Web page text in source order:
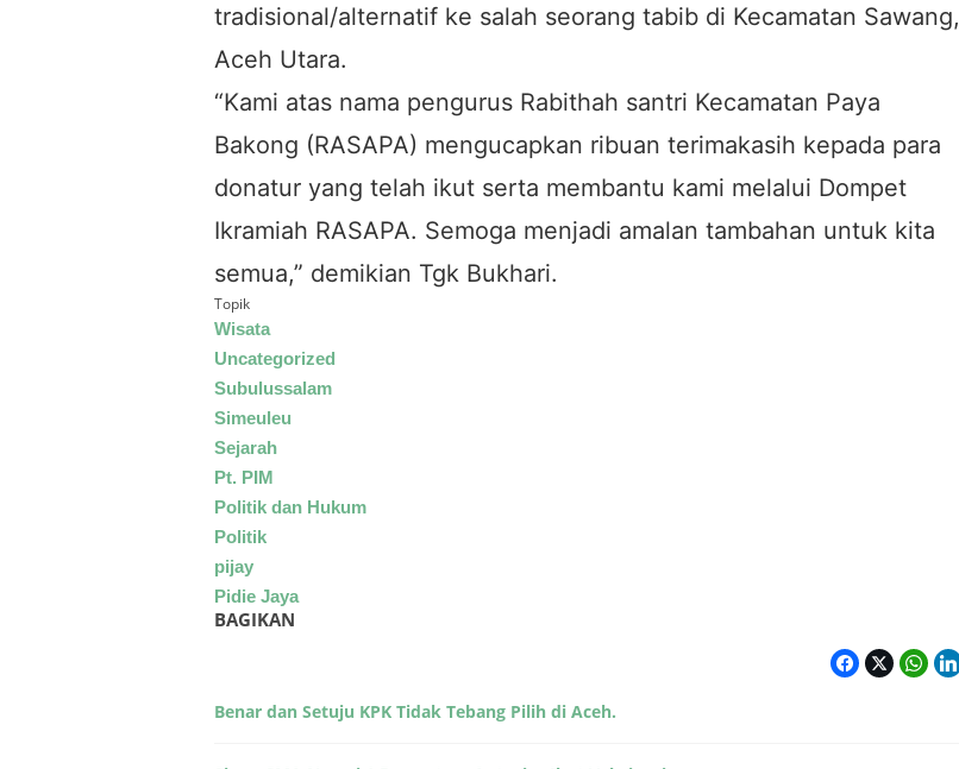
tradisional/alternatif ke salah seorang tabib di Kecamatan Sawang,
Aceh Utara.
“Kami atas nama pengurus Rabithah santri Kecamatan Paya
Bakong (RASAPA) mengucapkan ribuan terimakasih kepada para
donatur yang telah ikut serta membantu kami melalui Dompet
Ikramiah RASAPA. Semoga menjadi amalan tambahan untuk kita
semua,” demikian Tgk Bukhari.
Topik
Wisata
Uncategorized
Subulussalam
Simeuleu
Sejarah
Pt. PIM
Politik dan Hukum
Politik
pijay
Pidie Jaya
BAGIKAN
Benar dan Setuju KPK Tidak Tebang Pilih di Aceh.